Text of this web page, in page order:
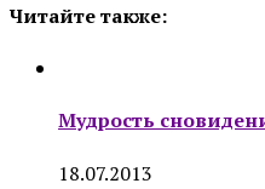
Читайте также:
Мудрость
18.07.2013